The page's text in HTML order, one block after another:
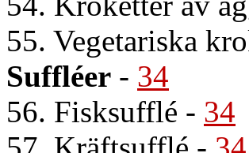
55. Vegetariska
Suffléer - 34
56. Fisksufflé - 34